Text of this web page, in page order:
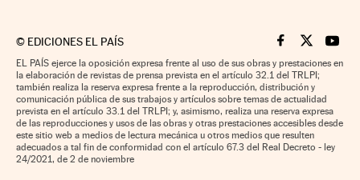
© EDICIONES EL PAÍS Cinco Días en
Cinco Días
Cinco
EL PAÍS ejerce la oposición expresa frente al uso de sus obras y prestaciones en
la elaboración de revistas de prensa prevista en el artículo 32.1 del TRLPI;
también realiza la reserva expresa frente a la reproducción, distribución y
comunicación pública de sus trabajos y artículos sobre temas de actualidad
prevista en el artículo 33.1 del TRLPI; y, asimismo, realiza una reserva expresa
de las reproducciones y usos de las obras y otras prestaciones accesibles desde
este sitio web a medios de lectura mecánica u otros medios que resulten
adecuados a tal fin de conformidad con el artículo 67.3 del Real Decreto - ley
24/2021, de 2 de noviembre